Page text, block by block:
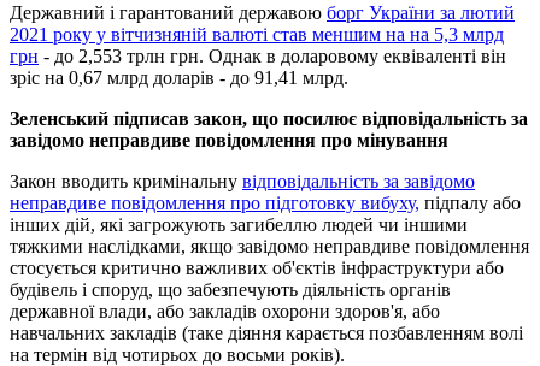
Державний і гарантований державою борг України за лютий
2021 року у вітчизняній валюті став меншим на на 5,3 млрд
грн - до 2,553 трлн грн. Однак в доларовому еквіваленті він
зріс на 0,67 млрд доларів - до 91,41 млрд.
Зеленський підписав закон, що посилює відповідальність за
завідомо неправдиве повідомлення про мінування
Закон вводить кримінальну відповідальність за завідомо
неправдиве повідомлення про підготовку вибуху, підпалу або
інших дій, які загрожують загибеллю людей чи іншими
тяжкими наслідками, якщо завідомо неправдиве повідомлення
стосується критично важливих об'єктів інфраструктури або
будівель і споруд, що забезпечують діяльність органів
державної влади, або закладів охорони здоров'я, або
навчальних закладів (таке діяння карається позбавленням волі
на термін від чотирьох до восьми років).